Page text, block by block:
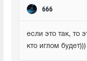
666
если это так, то
кто иглом